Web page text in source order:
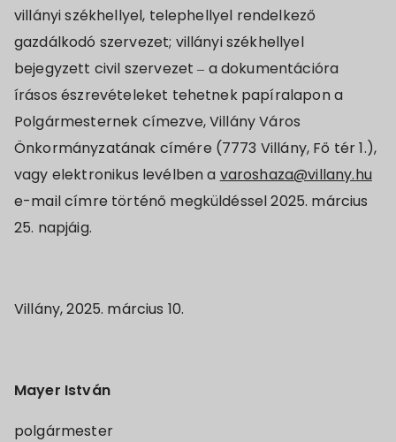
villányi székhellyel, telephellyel rendelkező
gazdálkodó szervezet; villányi székhellyel
bejegyzett civil szervezet – a dokumentációra
írásos észrevételeket tehetnek papíralapon a
Polgármesternek címezve, Villány Város
Önkormányzatának címére (7773 Villány, Fő tér 1.),
vagy elektronikus levélben a varoshaza@villany.hu
e-mail címre történő megküldéssel 2025. március
25. napjáig.
Villány, 2025. március 10.
Mayer István
polgármester